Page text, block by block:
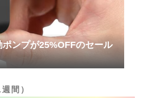
ンプが25%OFFのセール
間）